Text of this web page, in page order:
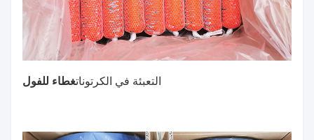
التعبئة في الكرتوناتغطاء للفول